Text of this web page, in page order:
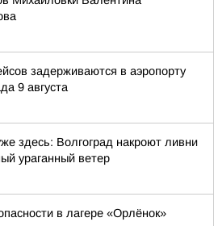
задерживаются в аэропорту
9 августа
здесь: Волгоград накроют ливни
ураганный ветер
в лагере «Орлёнок»